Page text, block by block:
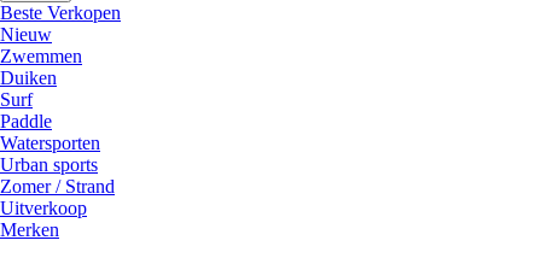
Beste Verkopen
Nieuw
Zwemmen
Duiken
Surf
Paddle
Watersporten
Urban sports
Zomer / Strand
Uitverkoop
Merken